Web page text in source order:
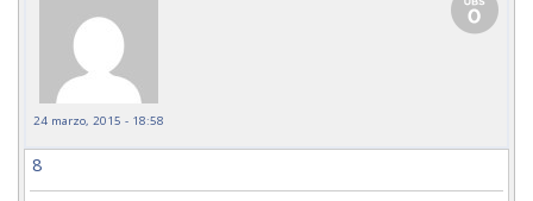
24 marzo, 2015 - 18:58
8